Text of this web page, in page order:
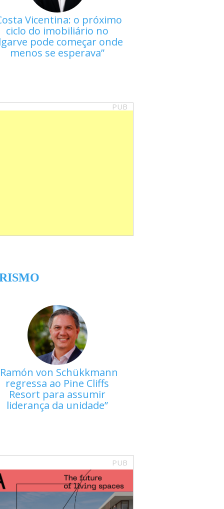
Vicentina: o próximo
ciclo do imobiliário no
pode começar onde
menos se esperava
PUB
Ramón von Schükkmann
regressa ao Pine Cliffs
Resort para assumir
liderança da unidade
PUB